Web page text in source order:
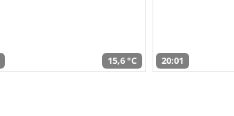
15,6 °C 20:01